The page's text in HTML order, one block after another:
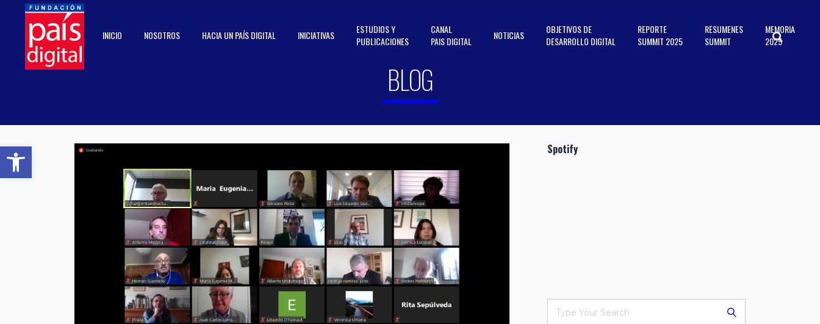
Abrir barra de herramientas
INICIO NOSOTROS HACIA UN PAÍS DIGITAL INICIATIVAS
ESTUDIOS Y
PUBLICACIONES
CANAL
PAIS DIGITAL
NOTICIAS
OBJETIVOS DE
DESARROLLO DIGITAL
REPORTE
SUMMIT 2025
RESUMENES
SUMMIT
MEMORIA
2025
BLOG
Spotify